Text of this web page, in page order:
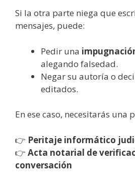
Si la otra parte niega que
mensajes, puede:
Pedir una
alegando falsedad.
Negar su autoría o
editados.
En ese caso, necesitarás una
👉 Peritaje informático
👉 Acta notarial de
conversación